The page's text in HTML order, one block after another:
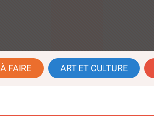
À FAIRE ART ET CULTURE